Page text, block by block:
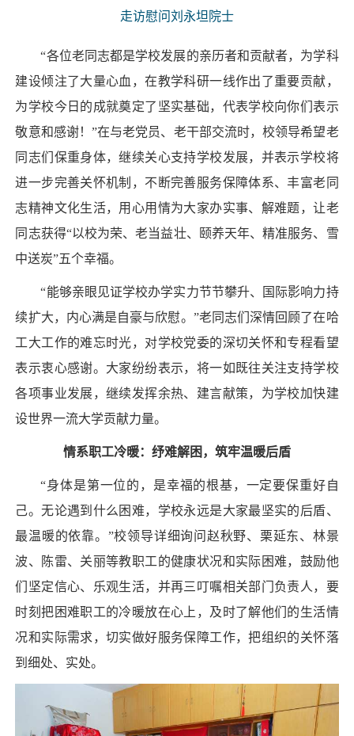
走访慰问刘永坦院士
“各位老同志都是学校发展的亲历者和贡献者，为学科
建设倾注了大量心血，在教学科研一线作出了重要贡献，
为学校今日的成就奠定了坚实基础，代表学校向你们表示
敬意和感谢！”在与老党员、老干部交流时，校领导希望老
同志们保重身体，继续关心支持学校发展，并表示学校将
进一步完善关怀机制，不断完善服务保障体系、丰富老同
志精神文化生活，用心用情为大家办实事、解难题，让老
同志获得“以校为荣、老当益壮、颐养天年、精准服务、雪
中送炭”五个幸福。
“能够亲眼见证学校办学实力节节攀升、国际影响力持
续扩大，内心满是自豪与欣慰。”老同志们深情回顾了在哈
工大工作的难忘时光，对学校党委的深切关怀和专程看望
表示衷心感谢。大家纷纷表示，将一如既往关注支持学校
各项事业发展，继续发挥余热、建言献策，为学校加快建
设世界一流大学贡献力量。
情系职工冷暖：纾难解困，筑牢温暖后盾
“身体是第一位的，是幸福的根基，一定要保重好自
己。无论遇到什么困难，学校永远是大家最坚实的后盾、
最温暖的依靠。”校领导详细询问赵秋野、栗延东、林景
波、陈雷、关丽等教职工的健康状况和实际困难，鼓励他
们坚定信心、乐观生活，并再三叮嘱相关部门负责人，要
时刻把困难职工的冷暖放在心上，及时了解他们的生活情
况和实际需求，切实做好服务保障工作，把组织的关怀落
到细处、实处。